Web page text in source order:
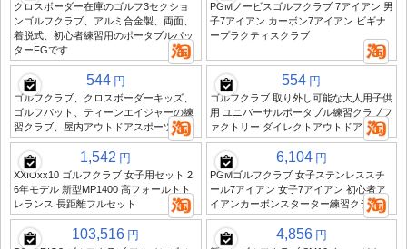
クロスボーダー在庫のゴルフ3セクショ
ンゴルフクラブ、アルミ合金製、両面、
着脱式、初心者練習用のポータブルパッ
ターFGです
PGMノービスゴルフクラブ 7アイアン 男
子7アイアン カーボン7アイアン ビギナ
ープラクティスクラブ
544 円
ゴルフクラブ、クロスボーダーキッズ、
ゴルフパット、ティーンエイジャーの練
習クラブ、屋内アウトドアスポーツ用品
554 円
ゴルフクラブ 取り外し可能な大人用子供
用 ユニバーサルポータブル練習クラブフ
ァクトリー ダイレクトアウトドアトイ
1,542 円
XXIOxx10 ゴルフクラブ 女子用セット 2
6年モデル 新型MP1400 高フォールトト
レランス 長距離フルセット
6,104 円
PGMゴルフクラブ 女子ステンレススチ
ール7アイアン 女子7アイアン 初心者ア
イアンカーボンスターター練習クラブ
103,516 円 4,856 円